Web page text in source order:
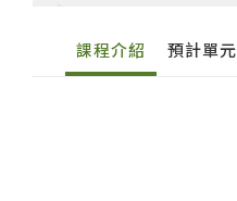
課程介紹 預計單元